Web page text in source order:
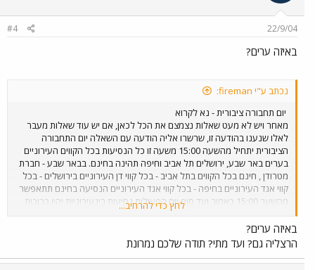
22/9/04
#4
באיזה ערים?
נכתב ע"י fireman:
יום תחבורה ציבורית - נא לקרוא
מאחר ויש לא מעט שאלות נצמצם את הכל לכאן, אם יש עוד שאלות מעבר
לאלו שנענו בהודעה זו, שרשרו אליה הודעה עם השאלה יום התחבורה
הציבורית יתחיל מהשעה 15:00 משעה זו כל הנסיעות בכל הקווים העירוניים
בערים באר שבע, ירושלים תל אביב וחיפה תהינה בחינם. בבאר שבע - חברת
מטרודן , חינם בכל הקווים בתל אביב - בכל קווי דן העירוניים בירושלים - בכל
קווי אגד העירוניים בחיפה - בכל קווי אגד העירוניים הנסיעה בחינם תתאפשר
מהשער 15:00 כאמור ועד סוף יום הפעילות נסיעות בינעירוניות יהיו כרוכות
בתשלום בכל שעות היממה. הנסיעות ברכבת ישראל כרוכות בתשלום שתהיה
לכולם נסיעה טובה ומהנה!
לחץ כדי להרחיב...
באיזה ערים?
הרצליה גם? ועד מתי? תודה שלכם נמרונת